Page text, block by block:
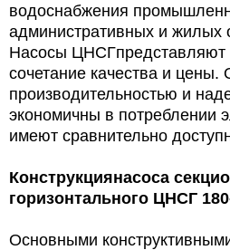
водоснабжения
административных и жилых
Насосы ЦНСГпредставляют
сочетание качества и цены.
производительностью и
экономичны в потреблении
имеют сравнительно
Конструкциянасоса
горизонтального ЦНСГ
Основными